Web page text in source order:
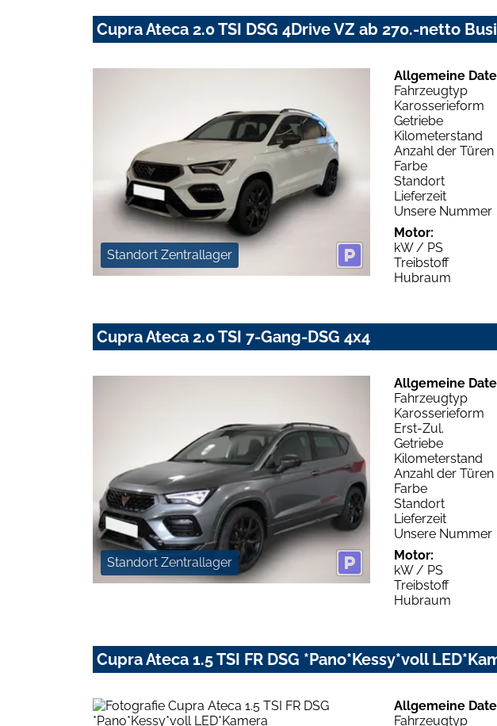
Cupra Ateca 2.0 TSI DSG 4Drive VZ ab 270.-netto
Standort Zentrallager
Allgemeine
Fahrzeugtyp
Karosserieform
Getriebe
Kilometerstand
Anzahl der Türen
Farbe
Standort
Lieferzeit
Unsere Nummer
Motor:
kW / PS
Treibstoff
Hubraum
Cupra Ateca 2.0 TSI 7-Gang-DSG 4x4
Standort Zentrallager
Allgemeine
Fahrzeugtyp
Karosserieform
Erst-Zul.
Getriebe
Kilometerstand
Anzahl der Türen
Farbe
Standort
Lieferzeit
Unsere Nummer
Motor:
kW / PS
Treibstoff
Hubraum
Cupra Ateca 1.5 TSI FR DSG *Pano*Kessy*voll
Allgemeine
Fahrzeugtyp